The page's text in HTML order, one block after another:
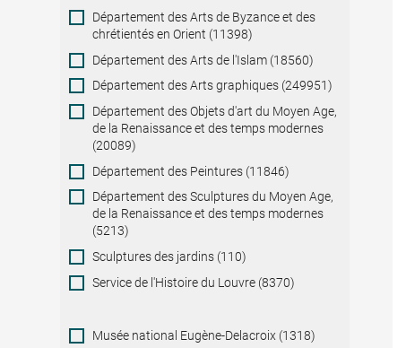
Département des Arts de Byzance et des
chrétientés en Orient (11398)
Département des Arts de l'Islam (18560)
Département des Arts graphiques (249951)
Département des Objets d'art du Moyen Age,
de la Renaissance et des temps modernes
(20089)
Département des Peintures (11846)
Département des Sculptures du Moyen Age,
de la Renaissance et des temps modernes
(5213)
Sculptures des jardins (110)
Service de l'Histoire du Louvre (8370)
Musée national Eugène-Delacroix (1318)